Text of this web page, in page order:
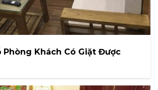
Phòng Khách Có Giặt Được